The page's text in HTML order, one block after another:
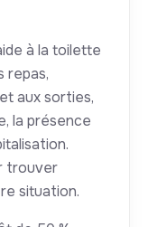
à la toilette
repas,
aux sorties,
la présence
trouver
situation.